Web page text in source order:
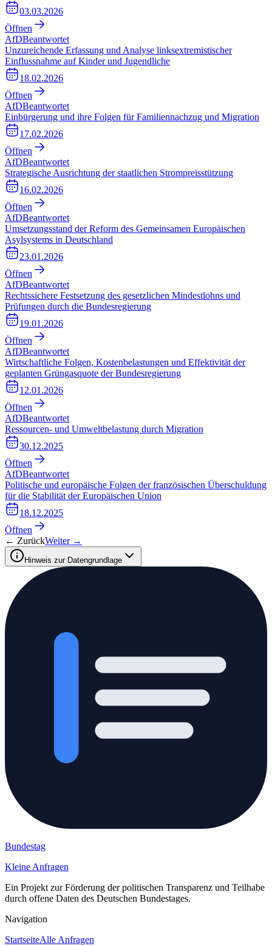
03.03.2026
Öffnen
AfDBeantwortet
Unzureichende Erfassung und Analyse linksextremistischer
Einflussnahme auf Kinder und Jugendliche
18.02.2026
Öffnen
AfDBeantwortet
Einbürgerung und ihre Folgen für Familiennachzug und Migration
17.02.2026
Öffnen
AfDBeantwortet
Strategische Ausrichtung der staatlichen Strompreisstützung
16.02.2026
Öffnen
AfDBeantwortet
Umsetzungsstand der Reform des Gemeinsamen Europäischen
Asylsystems in Deutschland
23.01.2026
Öffnen
AfDBeantwortet
Rechtssichere Festsetzung des gesetzlichen Mindestlohns und
Prüfungen durch die Bundesregierung
19.01.2026
Öffnen
AfDBeantwortet
Wirtschaftliche Folgen, Kostenbelastungen und Effektivität der
geplanten Grüngasquote der Bundesregierung
12.01.2026
Öffnen
AfDBeantwortet
Ressourcen- und Umweltbelastung durch Migration
30.12.2025
Öffnen
AfDBeantwortet
Politische und europäische Folgen der französischen Überschuldung
für die Stabilität der Europäischen Union
18.12.2025
Öffnen
← ZurückWeiter →
Hinweis zur Datengrundlage
Bundestag
Kleine Anfragen
Ein Projekt zur Förderung der politischen Transparenz und Teilhabe
durch offene Daten des Deutschen Bundestages.
Navigation
StartseiteAlle Anfragen